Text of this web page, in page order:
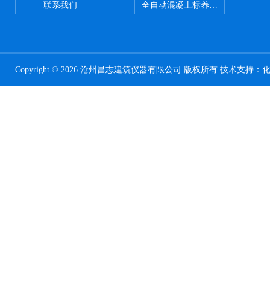
联系我们 全自动混凝土标养室恒温恒湿设备
Copyright © 2026 沧州昌志建筑仪器有限公司 版权所有 技术支持：